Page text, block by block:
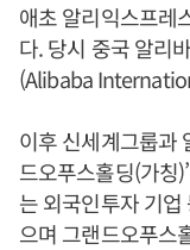
애초 알리익스프레
다. 당시 중국 알리
(Alibaba
이후 신세계그룹과
드오푸스홀딩(가칭
는 외국인투자 기
으며 그랜드오푸스